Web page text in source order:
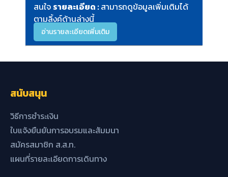
สนใจ รายละเอียด :สามารถดูข้อมูลเพิ่มเติมได้
ตามลิ้งค์ด้านล่างนี้
อ่านรายละเอียดเพิ่มเติม
สนับสนุน
วิธีการชำระเงิน
ใบแจ้งยืนยันการอบรมและสัมมนา
สมัครสมาชิก ส.ส.ท.
แผนที่รายละเอียดการเดินทาง